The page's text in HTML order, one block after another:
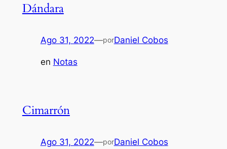
Dándara
Ago 31, 2022—porDaniel Cobos
en Notas
Cimarrón
Ago 31, 2022—porDaniel Cobos